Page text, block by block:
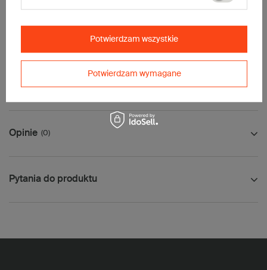
Maksymalna ilość w jednej przesyłce -5 x komplet
Jak mierzyć opakowanie
Opinie (0)
Pytania do produktu
Potwierdzam wymagane
Potwierdzam wszystkie